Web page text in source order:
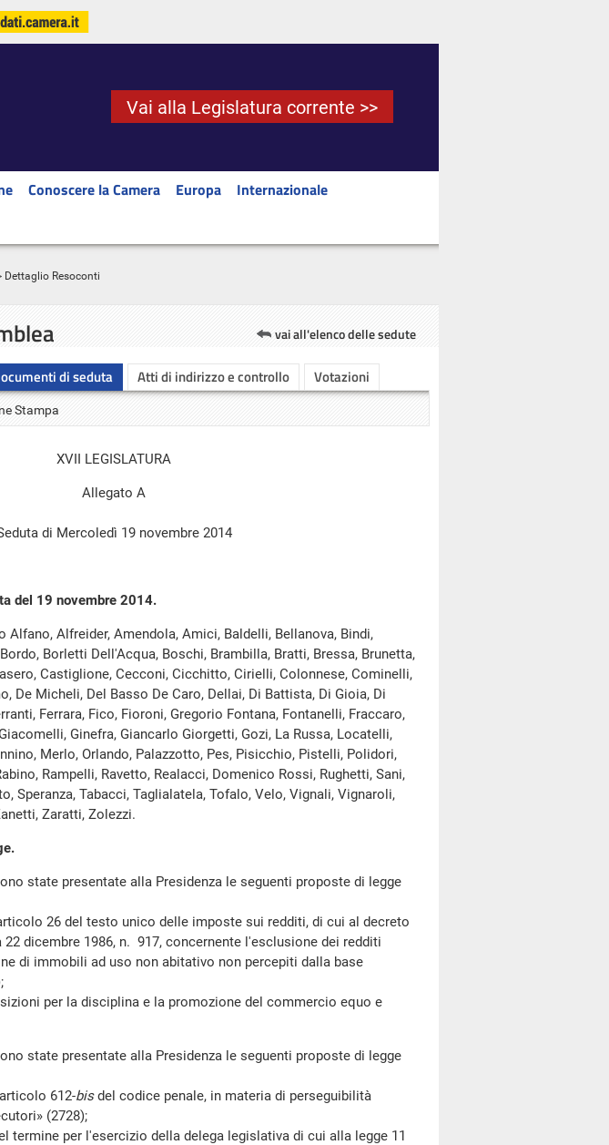
Vai alla Legislatura corrente >>
Conoscere la Camera Europa
Internazionale
Dettaglio Resoconti
vai all'elenco delle sedute
di seduta Atti di indirizzo e controllo Votazioni
Stampa
XVII LEGISLATURA
Allegato A
di Mercoledì 19 novembre 2014
del 19 novembre 2014.
Alfreider, Amendola, Amici, Baldelli, Bellanova, Bindi,
Borletti Dell'Acqua, Boschi, Brambilla, Bratti, Bressa, Brunetta,
Castiglione, Cecconi, Cicchitto, Cirielli, Colonnese, Cominelli,
De Micheli, Del Basso De Caro, Dellai, Di Battista, Di Gioia, Di
Ferrara, Fico, Fioroni, Gregorio Fontana, Fontanelli, Fraccaro,
Ginefra, Giancarlo Giorgetti, Gozi, La Russa, Locatelli,
Merlo, Orlando, Palazzotto, Pes, Pisicchio, Pistelli, Polidori,
Rampelli, Ravetto, Realacci, Domenico Rossi, Rughetti, Sani,
Speranza, Tabacci, Taglialatela, Tofalo, Velo, Vignali, Vignaroli,
Zaratti, Zolezzi.
state presentate alla Presidenza le seguenti proposte di legge
26 del testo unico delle imposte sui redditi, di cui al decreto
22 dicembre 1986, n. 917, concernente l'esclusione dei redditi
di immobili ad uso non abitativo non percepiti dalla base
per la disciplina e la promozione del commercio equo e
state presentate alla Presidenza le seguenti proposte di legge
612-bisdel codice penale, in materia di perseguibilità
(2728);
per l'esercizio della delega legislativa di cui alla legge 11